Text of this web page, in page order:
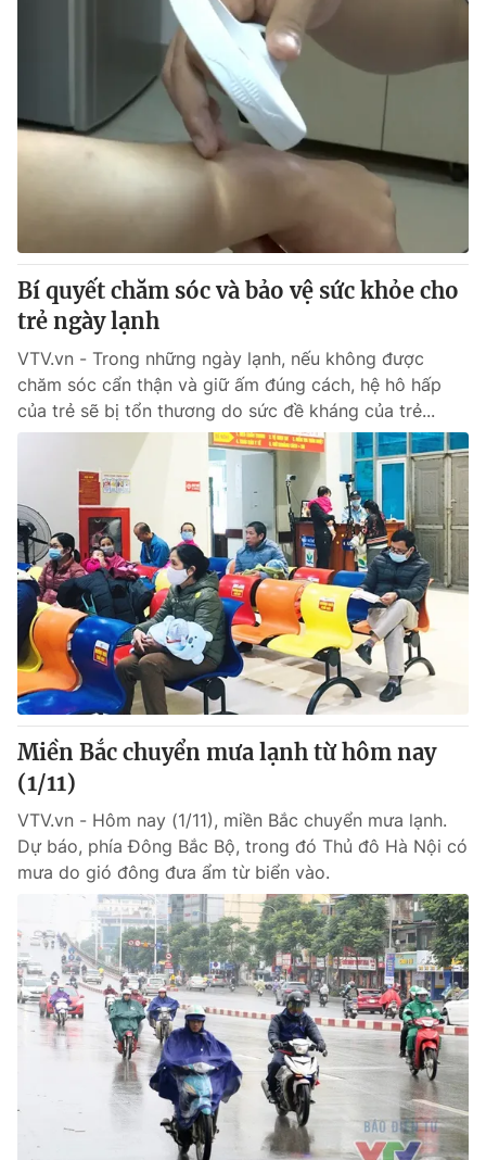
Bí quyết chăm sóc và bảo vệ sức khỏe cho
trẻ ngày lạnh
VTV.vn - Trong những ngày lạnh, nếu không được
chăm sóc cẩn thận và giữ ấm đúng cách, hệ hô hấp
của trẻ sẽ bị tổn thương do sức đề kháng của trẻ...
Miền Bắc chuyển mưa lạnh từ hôm nay
(1/11)
VTV.vn - Hôm nay (1/11), miền Bắc chuyển mưa lạnh.
Dự báo, phía Đông Bắc Bộ, trong đó Thủ đô Hà Nội có
mưa do gió đông đưa ẩm từ biển vào.